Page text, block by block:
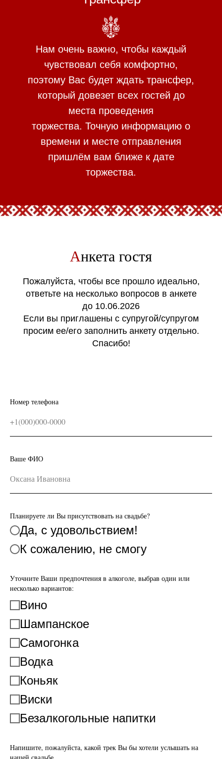
Нам очень важно, чтобы каждый
чувствовал себя комфортно,
поэтому Вас будет ждать трансфер,
который довезет всех гостей до
места проведения
торжества. Точную информацию о
времени и месте отправления
пришлём вам ближе к дате
торжества.
Анкета гостя
Пожалуйста, чтобы все прошло идеально,
ответьте на несколько вопросов в анкете
до 10.06.2026
Если вы приглашены с супругой/супругом
просим ее/его заполнить анкету отдельно.
Спасибо!
Номер телефона
Ваше ФИО
Планируете ли Вы присутствовать на свадьбе?
Да, с удовольствием!
К сожалению, не смогу
Уточните Ваши предпочтения в алкоголе, выбрав один или
несколько вариантов:
Вино
Шампанское
Самогонка
Водка
Коньяк
Виски
Безалкогольные напитки
Напишите, пожалуйста, какой трек Вы бы хотели услышать на